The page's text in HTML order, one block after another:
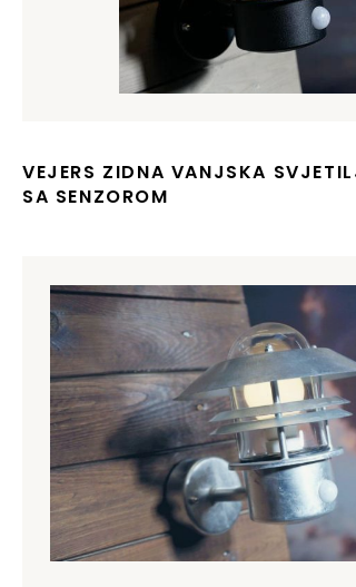
VEJERS ZIDNA VANJSKA
SA SENZOROM